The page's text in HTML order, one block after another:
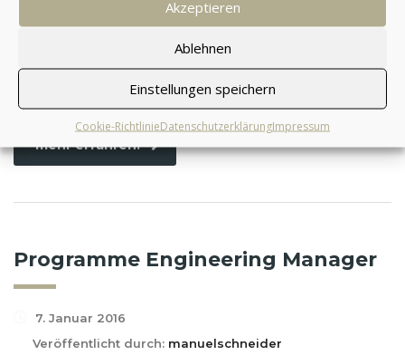
Akzeptieren
Ablehnen
Einstellungen speichern
Cookie-RichtlinieDatenschutzerklärungImpressum
manuelschneider
Kategorien:
Keine Kommentare
mehr erfahren:
Programme Engineering Manager
7. Januar 2016
Veröffentlicht durch: manuelschneider